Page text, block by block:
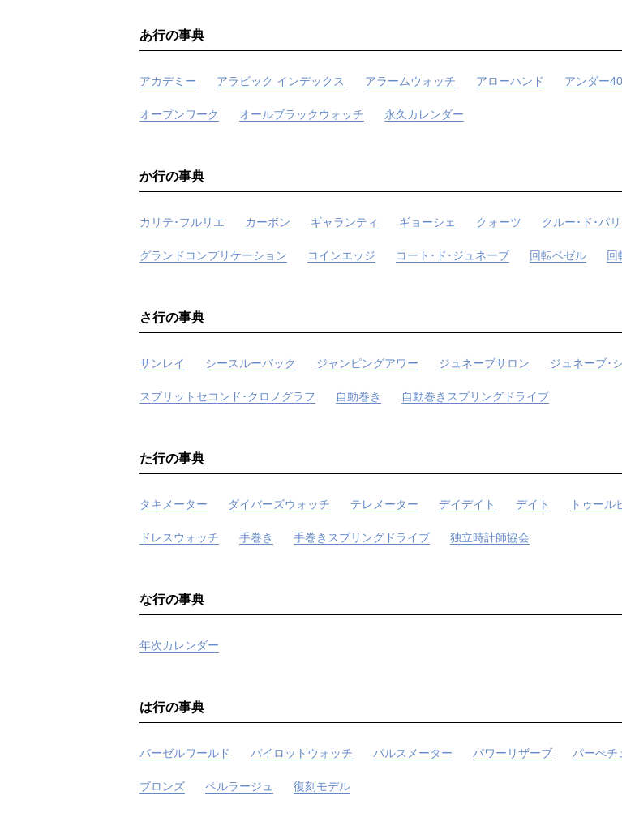
あ行の事典
アカデミー アラビック インデックス アラームウォッチ アローハンド アンダー
オープンワーク オールブラックウォッチ 永久カレンダー
か行の事典
カリテ･フルリエ カーボン ギャランティ ギョーシェ クォーツ クルー･ド･パリ
グランドコンプリケーション コインエッジ コート･ド･ジュネーブ 回転ベゼル 回
さ行の事典
サンレイ シースルーバック ジャンピングアワー ジュネーブサロン ジュネーブ･
スプリットセコンド･クロノグラフ 自動巻き 自動巻きスプリングドライブ
た行の事典
タキメーター ダイバーズウォッチ テレメーター デイデイト デイト トゥール
ドレスウォッチ 手巻き 手巻きスプリングドライブ 独立時計師協会
な行の事典
年次カレンダー
は行の事典
バーゼルワールド パイロットウォッチ パルスメーター パワーリザーブ パーぺチ
ブロンズ ペルラージュ 復刻モデル